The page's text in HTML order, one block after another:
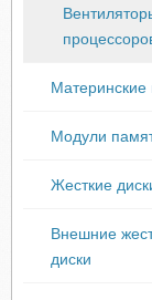
Материнские
Модули
Жесткие
Внешние
диски